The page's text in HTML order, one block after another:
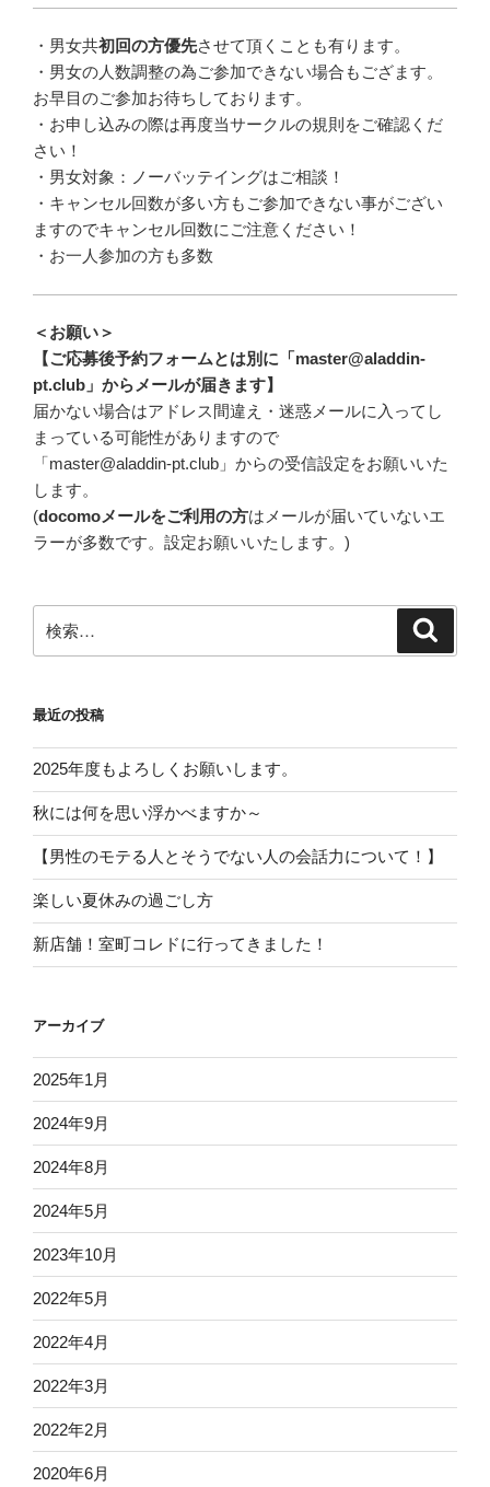
・ 男女共初回の方優先させて頂くことも有ります。
・ 男女の人数調整の為ご参加できない場合もござます。
お早目のご参加お待ちしております。
・お申し込みの際は再度当サークルの規則をご確認くだ
さい！
・男女対象：ノーバッテイングはご相談！
・キャンセル回数が多い方もご参加できない事がござい
ますのでキャンセル回数にご注意ください！
・お一人参加の方も多数
＜お願い＞
【ご応募後予約フォームとは別に「master@aladdin-
pt.club」からメールが届きます】
届かない場合はアドレス間違え・迷惑メールに入ってし
まっている可能性がありますので
「master@aladdin-pt.club」からの受信設定をお願いいた
します。
(docomoメールをご利用の方はメールが届いていないエ
ラーが多数です。設定お願いいたします。)
索:
最近の投稿
2025年度もよろしくお願いします。
秋には何を思い浮かべますか～
【男性のモテる人とそうでない人の会話力について！】
楽しい夏休みの過ごし方
新店舗！室町コレドに行ってきました！
アーカイブ
2025年1月
2024年9月
2024年8月
2024年5月
2023年10月
2022年5月
2022年4月
2022年3月
2022年2月
2020年6月